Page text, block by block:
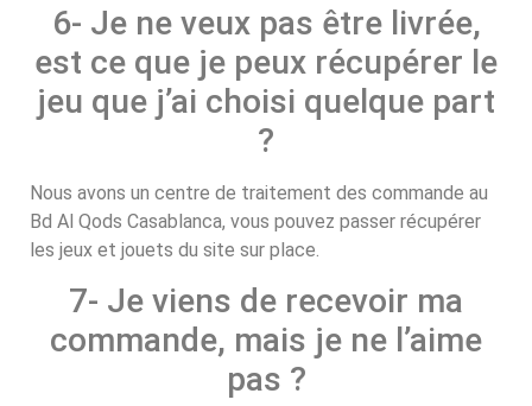
6- Je ne veux pas être livrée,
est ce que je peux récupérer le
jeu que j’ai choisi quelque part
?
Nous avons un centre de traitement des commande au
Bd Al Qods Casablanca, vous pouvez passer récupérer
les jeux et jouets du site sur place.
7- Je viens de recevoir ma
commande, mais je ne l’aime
pas ?